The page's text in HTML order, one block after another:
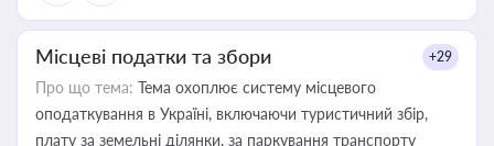
Місцеві податки та збори +29
Про що тема: Тема охоплює систему місцевого
оподаткування в Україні, включаючи туристичний збір,
плату за земельні ділянки, за паркування транспорту